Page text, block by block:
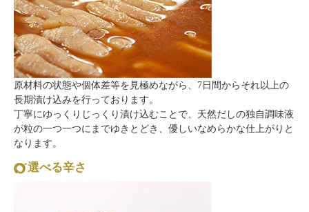
原材料の状態や個体差等を見極めながら、7日間からそれ以上の
長期漬け込みを行っております。
丁寧にゆっくりじっくり漬け込むことで、天然だしの独自調味液
が粒の一つ一つにまでゆきとどき、優しいなめらかな仕上がりと
なります。
選べる辛さ